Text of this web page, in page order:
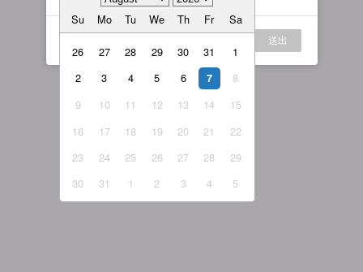
日本語
English-US
English-Global
Su Mo Tu We Th Fr Sa
26 27 28 29 30 31
1
2
3 4 5 6 7
8
9
10 11 12 13 14
15
16
17 18 19 20 21
22
23
24 25 26 27 28
29
30
31 1 2 3 4 5
送出